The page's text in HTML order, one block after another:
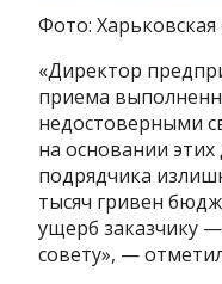
Фото: Харьковская
«Директор
приема
недостоверными
на основании
подрядчика
тысяч гривен
ущерб заказчику
совету», —